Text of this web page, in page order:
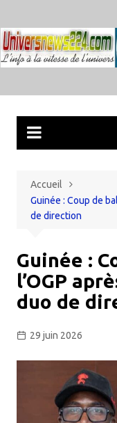
au
contenu
Accueil
​Guinée : Coup de
de direction
​Guinée :
l’OGP
duo de
29 juin 2026